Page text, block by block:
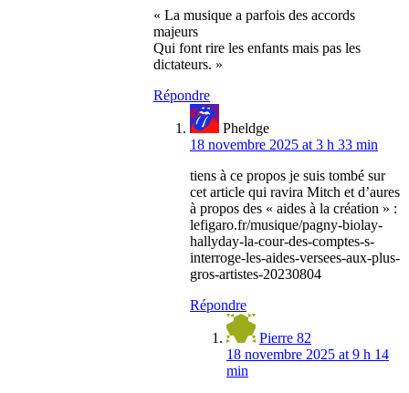
« La musique a parfois des accords
majeurs
Qui font rire les enfants mais pas les
dictateurs. »
Répondre
Pheldge
18 novembre 2025 at 3 h 33 min
tiens à ce propos je suis tombé sur
cet article qui ravira Mitch et d’aures
à propos des « aides à la création » :
lefigaro.fr/musique/pagny-biolay-
hallyday-la-cour-des-comptes-s-
interroge-les-aides-versees-aux-plus-
gros-artistes-20230804
Répondre
Pierre 82
18 novembre 2025 at 9 h 14
min